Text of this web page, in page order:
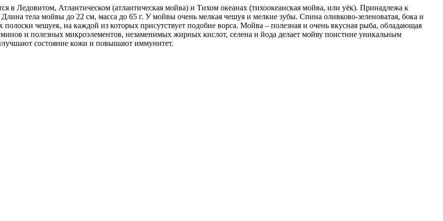
в Ледовитом, Атлантическом (атлантическая мойва) и Тихом океанах (тихоокеанская мойва, или уёк). Принадлежа к
Длина тела мойвы до 22 см, масса до 65 г. У мойвы очень мелкая чешуя и мелкие зубы. Спина оливково-зеленоватая, бока и
чешуек, на каждой из которых присутствует подобие ворса. Мойва – полезная и очень вкусная рыба, обладающая
и полезных микроэлементов, незаменимых жирных кислот, селена и йода делает мойву поистине уникальным
состояние кожи и повышают иммунитет.